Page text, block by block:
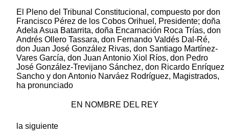
El Pleno del Tribunal Constitucional, compuesto por don
Francisco Pérez de los Cobos Orihuel, Presidente; doña
Adela Asua Batarrita, doña Encarnación Roca Trías, don
Andrés Ollero Tassara, don Fernando Valdés Dal-Ré,
don Juan José González Rivas, don Santiago Martínez-
Vares García, don Juan Antonio Xiol Ríos, don Pedro
José González-Trevijano Sánchez, don Ricardo Enríquez
Sancho y don Antonio Narváez Rodríguez, Magistrados,
ha pronunciado
EN NOMBRE DEL REY
la siguiente